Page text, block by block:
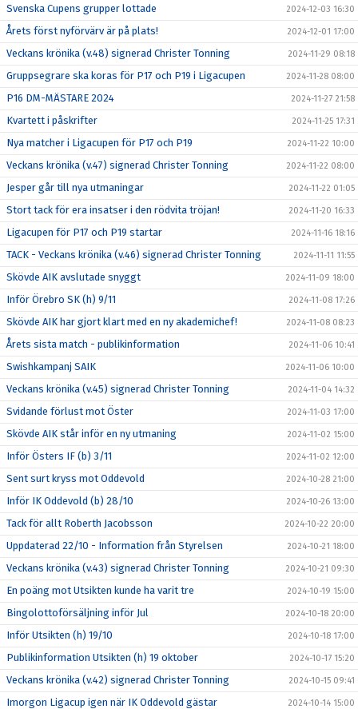
Svenska Cupens grupper lottade 2024-12-03 16:30
Årets först nyförvärv är på plats! 2024-12-01 17:00
Veckans krönika (v.48) signerad Christer Tonning 2024-11-29 08:18
Gruppsegrare ska koras för P17 och P19 i Ligacupen 2024-11-28 08:00
P16 DM-MÄSTARE 2024 2024-11-27 21:58
Kvartett i påskrifter 2024-11-25 17:31
Nya matcher i Ligacupen för P17 och P19 2024-11-22 10:00
Veckans krönika (v.47) signerad Christer Tonning 2024-11-22 08:00
Jesper går till nya utmaningar 2024-11-22 01:05
Stort tack för era insatser i den rödvita tröjan! 2024-11-20 16:33
Ligacupen för P17 och P19 startar 2024-11-16 18:16
TACK - Veckans krönika (v.46) signerad Christer Tonning 2024-11-11 11:55
Skövde AIK avslutade snyggt 2024-11-09 18:00
Inför Örebro SK (h) 9/11 2024-11-08 17:26
Skövde AIK har gjort klart med en ny akademichef! 2024-11-08 08:23
Årets sista match - publikinformation 2024-11-06 10:41
Swishkampanj SAIK 2024-11-06 10:00
Veckans krönika (v.45) signerad Christer Tonning 2024-11-04 14:32
Svidande förlust mot Öster 2024-11-03 17:00
Skövde AIK står inför en ny utmaning 2024-11-02 15:00
Inför Östers IF (b) 3/11 2024-11-02 12:00
Sent surt kryss mot Oddevold 2024-10-28 21:00
Inför IK Oddevold (b) 28/10 2024-10-26 13:00
Tack för allt Roberth Jacobsson 2024-10-22 20:00
Uppdaterad 22/10 - Information från Styrelsen 2024-10-21 18:00
Veckans krönika (v.43) signerad Christer Tonning 2024-10-21 09:30
En poäng mot Utsikten kunde ha varit tre 2024-10-19 15:00
Bingolottoförsäljning inför Jul 2024-10-18 20:00
Inför Utsikten (h) 19/10 2024-10-18 17:00
Publikinformation Utsikten (h) 19 oktober 2024-10-17 15:20
Veckans krönika (v.42) signerad Christer Tonning 2024-10-15 09:41
Imorgon Ligacup igen när IK Oddevold gästar 2024-10-14 15:00